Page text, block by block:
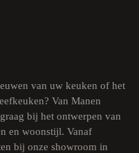
van uw keuken of het
Van Manen
bij het ontwerpen van
en woonstijl. Vanaf
bij onze showroom in